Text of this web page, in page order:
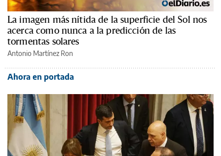
La imagen más nítida de la superficie del Sol nos
acerca como nunca a la predicción de las
tormentas solares
Antonio Martínez Ron
Ahora en portada